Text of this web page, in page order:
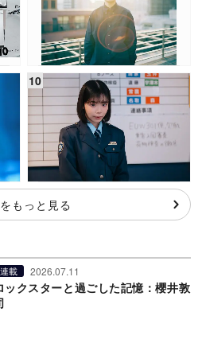
もっと見る
連載 2026.07.11
ックスターと過ごした記憶：櫻井敦